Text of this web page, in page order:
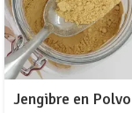
Jengibre en Polvo